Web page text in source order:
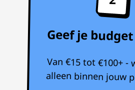
Geef je
Van €15 tot €100+ -
alleen binnen jouw